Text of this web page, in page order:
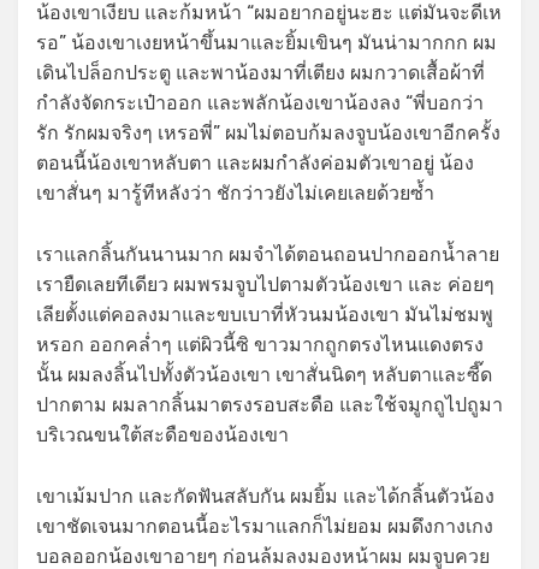
น้องเขาเงียบ และก้มหน้า “ผมอยากอยู่นะฮะ แต่มันจะดีเห
รอ” น้องเขาเงยหน้าขึ้นมาและยิ้มเขินๆ มันน่ามากกก ผม
เดินไปล็อกประตู และพาน้องมาที่เตียง ผมกวาดเสื้อผ้าที่
กำลังจัดกระเป๋าออก และพลักน้องเขาน้องลง “พี่บอกว่า
รัก รักผมจริงๆ เหรอพี่” ผมไม่ตอบก้มลงจูบน้องเขาอีกครั้ง
ตอนนี้น้องเขาหลับตา และผมกำลังค่อมตัวเขาอยู่ น้อง
เขาสั่นๆ มารู้ทีหลังว่า ชักว่าวยังไม่เคยเลยด้วยซ้ำ
เราแลกลิ้นกันนานมาก ผมจำได้ตอนถอนปากออกน้ำลาย
เรายืดเลยทีเดียว ผมพรมจูบไปตามตัวน้องเขา และ ค่อยๆ
เลียตั้งแต่คอลงมาและขบเบาที่หัวนมน้องเขา มันไม่ชมพู
หรอก ออกคล่ำๆ แต่ผิวนี้ซิ ขาวมากถูกตรงไหนแดงตรง
นั้น ผมลงลิ้นไปทั้งตัวน้องเขา เขาสั่นนิดๆ หลับตาและซี๊ด
ปากตาม ผมลากลิ้นมาตรงรอบสะดือ และใช้จมูกถูไปถูมา
บริเวณขนใต้สะดือของน้องเขา
เขาเม้มปาก และกัดฟันสลับกัน ผมยิ้ม และได้กลิ้นตัวน้อง
เขาชัดเจนมากตอนนี้อะไรมาแลกก็ไม่ยอม ผมดึงกางเกง
บอลออกน้องเขาอายๆ ก่อนล้มลงมองหน้าผม ผมจูบควย